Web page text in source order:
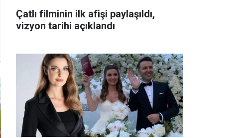
Çatlı filminin ilk afişi paylaşıldı,
vizyon tarihi açıklandı